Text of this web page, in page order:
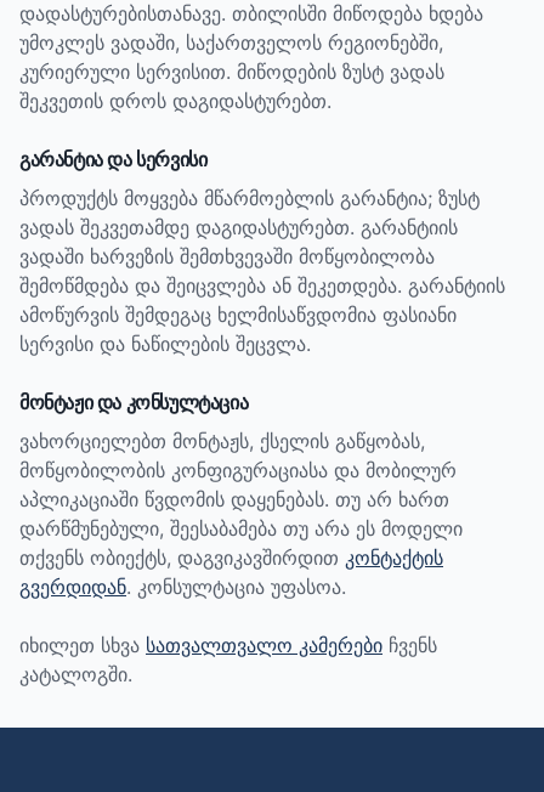
დადასტურებისთანავე. თბილისში მიწოდება ხდება
უმოკლეს ვადაში, საქართველოს რეგიონებში,
კურიერული სერვისით. მიწოდების ზუსტ ვადას
შეკვეთის დროს დაგიდასტურებთ.
გარანტია და სერვისი
პროდუქტს მოყვება მწარმოებლის გარანტია; ზუსტ
ვადას შეკვეთამდე დაგიდასტურებთ. გარანტიის
ვადაში ხარვეზის შემთხვევაში მოწყობილობა
შემოწმდება და შეიცვლება ან შეკეთდება. გარანტიის
ამოწურვის შემდეგაც ხელმისაწვდომია ფასიანი
სერვისი და ნაწილების შეცვლა.
მონტაჟი და კონსულტაცია
ვახორციელებთ მონტაჟს, ქსელის გაწყობას,
მოწყობილობის კონფიგურაციასა და მობილურ
აპლიკაციაში წვდომის დაყენებას. თუ არ ხართ
დარწმუნებული, შეესაბამება თუ არა ეს მოდელი
თქვენს ობიექტს, დაგვიკავშირდით კონტაქტის
გვერდიდან. კონსულტაცია უფასოა.
იხილეთ სხვა სათვალთვალო კამერები ჩვენს
კატალოგში.